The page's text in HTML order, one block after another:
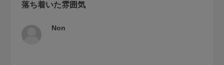
落ち着いた雰囲気
Non